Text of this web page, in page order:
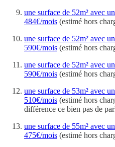
une surface de 52m² avec
484€/mois (estimé hors
une surface de 52m² avec
590€/mois (estimé hors
une surface de 52m² avec
590€/mois (estimé hors
une surface de 53m² avec
510€/mois (estimé hors
différence ce bien pas de
une surface de 55m² avec
475€/mois (estimé hors